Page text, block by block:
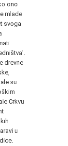
ono
mlade
svoga
drevne
su
Crkvu
u